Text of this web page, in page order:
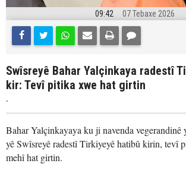
09:42 07 Tebaxe 2026
Swîsreyê Bahar Yalçinkaya radestî
kir: Tevî pitika xwe hat girtin
.
Bahar Yalçinkayaya ku ji navenda vegerandinê
yê Swîsreyê radestî Tirkiyeyê hatibû kirin, tevî
mehî hat girtin.